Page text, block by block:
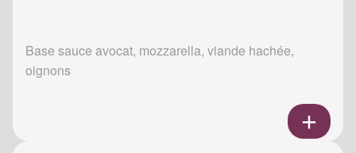
Base sauce avocat, mozzarella, viande hachée,
oignons